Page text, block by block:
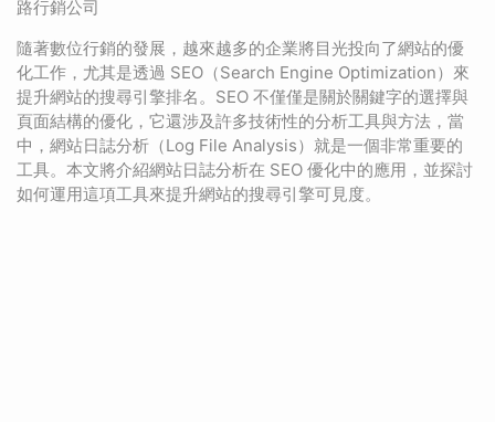
路行銷公司
隨著數位行銷的發展，越來越多的企業將目光投向了網站的優
化工作，尤其是透過 SEO（Search Engine Optimization）來
提升網站的搜尋引擎排名。SEO 不僅僅是關於關鍵字的選擇與
頁面結構的優化，它還涉及許多技術性的分析工具與方法，當
中，網站日誌分析（Log File Analysis）就是一個非常重要的
工具。本文將介紹網站日誌分析在 SEO 優化中的應用，並探討
如何運用這項工具來提升網站的搜尋引擎可見度。